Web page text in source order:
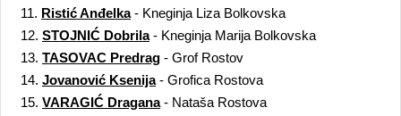
11. Ristić Anđelka- Kneginja Liza Bolkovska
12. STOJNIĆ Dobrila- Kneginja Marija Bolkovska
13. TASOVAC Predrag - Grof Rostov
14. Jovanović Ksenija- Grofica Rostova
15. VARAGIĆ Dragana- Nataša Rostova